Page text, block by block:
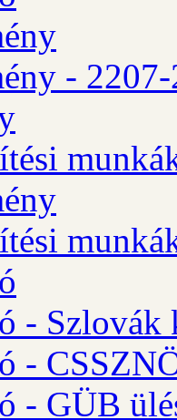
-
- Szlovák
-
- GÜB